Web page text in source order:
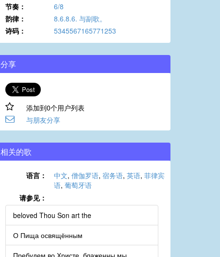
节奏：
6/8
韵律：
8.6.8.6. 与副歌。
诗码：
5345567165771253
分享
添加到0个用户列表
与朋友分享
相关的歌
语言： 中文, 僧伽罗语, 宿务语, 英语, 菲律宾
语, 葡萄牙语
请参见：
beloved Thou Son art the
О Пища освящённым